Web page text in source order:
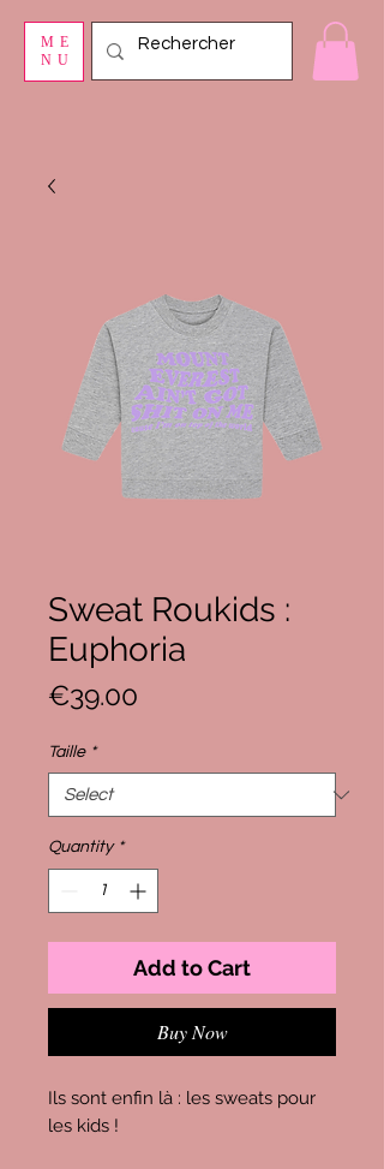
ME
NU
Sweat Roukids :
Euphoria
€39.00
Taille *
Quantity *
Add to Cart
Buy Now
Ils sont enfin là : les sweats pour
les kids !